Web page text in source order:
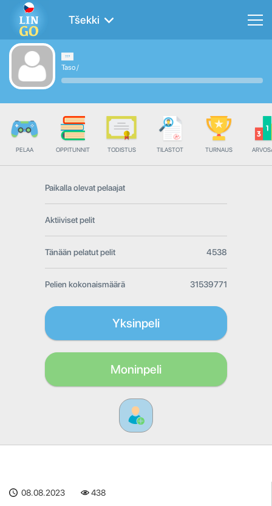
Tšekki
Taso/
PELAA OPPITUNNIT TODISTUS TILASTOT TURNAUS
Paikalla olevat pelaajat
Aktiiviset pelit
Tänään pelatut pelit 4538
Pelien kokonaismäärä 31539771
Yksinpeli
Moninpeli
08.08.2023 438